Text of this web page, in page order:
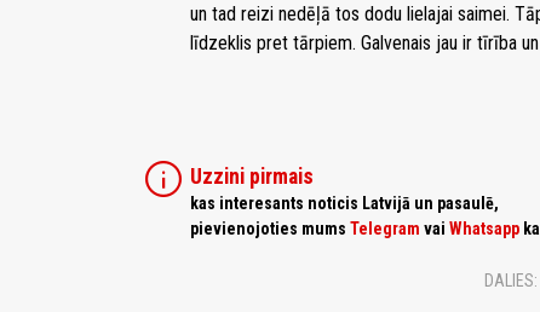
un tad reizi nedēļā tos dodu lielajai saimei.
līdzeklis pret tārpiem. Galvenais jau ir tīrība
info Uzzini pirmais
kas interesants noticis Latvijā un pasaulē,
pievienojoties mums Telegram vai Whatsapp
DALIES: